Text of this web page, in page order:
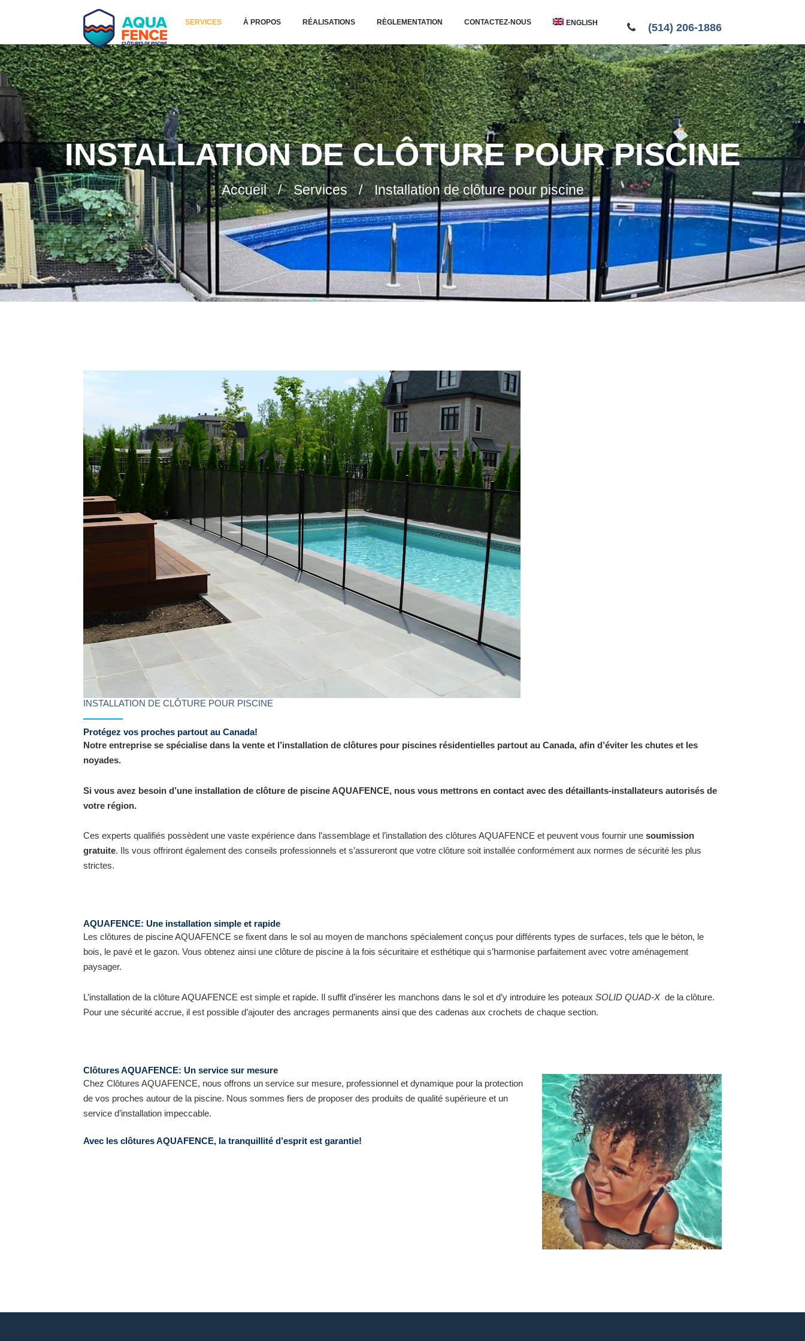
SERVICES À PROPOS RÉALISATIONS RÈGLEMENTATION CONTACTEZ-NOUS ENGLISH (514) 206-1886
INSTALLATION DE CLÔTURE POUR PISCINE
Accueil Services Installation de clôture pour piscine
INSTALLATION DE CLÔTURE POUR PISCINE
Protégez vos proches partout au Canada!
Notre entreprise se spécialise dans la vente et l’installation de clôtures pour piscines résidentielles partout au Canada, afin d’éviter les chutes et les
noyades.
Si vous avez besoin d’une installation de clôture de piscine AQUAFENCE, nous vous mettrons en contact avec des détaillants-installateurs autorisés de
votre région.
Ces experts qualifiés possèdent une vaste expérience dans l’assemblage et l’installation des clôtures AQUAFENCE et peuvent vous fournir une soumission
gratuite. Ils vous offriront également des conseils professionnels et s’assureront que votre clôture soit installée conformément aux normes de sécurité les plus
strictes.
AQUAFENCE: Une installation simple et rapide
Les clôtures de piscine AQUAFENCE se fixent dans le sol au moyen de manchons spécialement conçus pour différents types de surfaces, tels que le béton, le
bois, le pavé et le gazon. Vous obtenez ainsi une clôture de piscine à la fois sécuritaire et esthétique qui s’harmonise parfaitement avec votre aménagement
paysager.
L’installation de la clôture AQUAFENCE est simple et rapide. Il suffit d’insérer les manchons dans le sol et d’y introduire les poteaux SOLID QUAD-Xde la clôture.
Pour une sécurité accrue, il est possible d’ajouter des ancrages permanents ainsi que des cadenas aux crochets de chaque section.
Clôtures AQUAFENCE: Un service sur mesure
Chez Clôtures AQUAFENCE, nous offrons un service sur mesure, professionnel et dynamique pour la protection
de vos proches autour de la piscine. Nous sommes fiers de proposer des produits de qualité supérieure et un
service d’installation impeccable.
Avec les clôtures AQUAFENCE, la tranquillité d’esprit est garantie!